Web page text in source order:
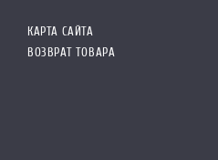
КАРТА САЙТА
ВОЗВРАТ ТОВАРА